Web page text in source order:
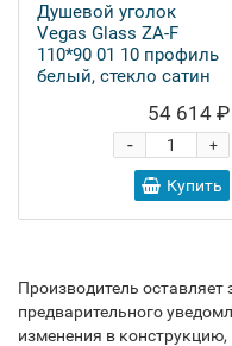
Душевой уголок
Vegas Glass ZA-F
110*90 01 10 профиль
белый, стекло сатин
54 614 ₽
+
-
Купить
Производитель оставляет
предварительного
изменения в